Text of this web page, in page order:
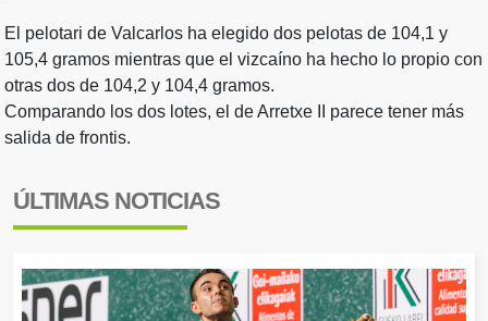
El pelotari de Valcarlos ha elegido dos pelotas de 104,1 y
105,4 gramos mientras que el vizcaíno ha hecho lo propio con
otras dos de 104,2 y 104,4 gramos.
Comparando los dos lotes, el de Arretxe II parece tener más
salida de frontis.
ÚLTIMAS NOTICIAS